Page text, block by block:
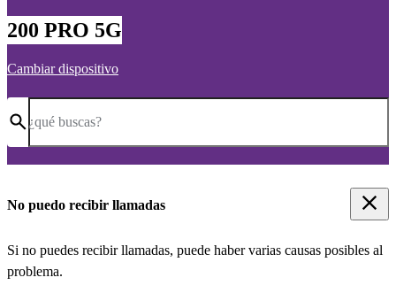
200 PRO 5G
Cambiar dispositivo
¿qué buscas?
No puedo recibir llamadas
Si no puedes recibir llamadas, puede haber varias causas posibles al
problema.